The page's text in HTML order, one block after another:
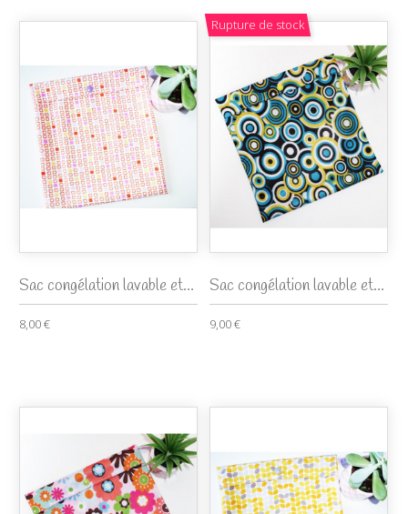
Sac congélation lavable et...
8,00 €
Rupture de stock
Sac congélation lavable et...
9,00 €